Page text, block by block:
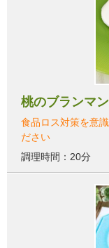
桃のブランマ
食品ロス対策を意
ださい
調理時間：20分